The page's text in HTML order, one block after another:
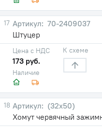
17
70-2409037
Штуцер
Наличие
Цена с НДС
173 руб.
К схеме
18
(32х50)
Хомут червячный